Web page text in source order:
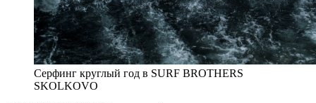
Серфинг круглый год в SURF BROTHERS
SKOLKOVO